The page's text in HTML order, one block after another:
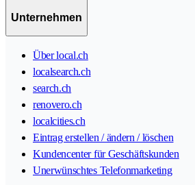
Unternehmen
Über local.ch
localsearch.ch
search.ch
renovero.ch
localcities.ch
Eintrag erstellen / ändern / löschen
Kundencenter für Geschäftskunden
Unerwünschtes Telefonmarketing